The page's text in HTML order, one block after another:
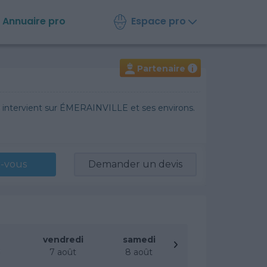
Annuaire pro Espace pro
Partenaire i
sur ÉMERAINVILLE et ses environs.
vous Demander un devis
vendredi
7 août
samedi
8 août